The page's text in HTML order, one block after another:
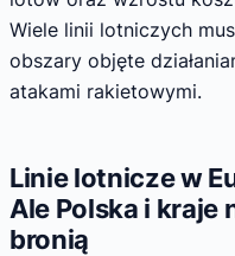
Wiele linii lotniczych
obszary objęte
atakami rakietowymi.
Linie lotnicze w
Ale Polska i kraje
bronią